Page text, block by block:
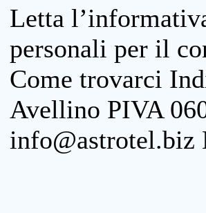
Letta
personali per il
Come trovarci
Avellino PIVA
info@astrotel.biz